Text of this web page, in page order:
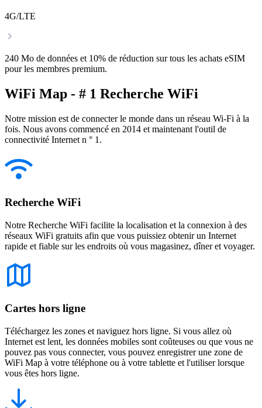
4G/LTE
240 Mo de données et 10% de réduction sur tous les achats eSIM
pour les membres premium.
WiFi Map - # 1 Recherche WiFi
Notre mission est de connecter le monde dans un réseau Wi-Fi à la
fois. Nous avons commencé en 2014 et maintenant l'outil de
connectivité Internet n ° 1.
Recherche WiFi
Notre Recherche WiFi facilite la localisation et la connexion à des
réseaux WiFi gratuits afin que vous puissiez obtenir un Internet
rapide et fiable sur les endroits où vous magasinez, dîner et voyager.
Cartes hors ligne
Téléchargez les zones et naviguez hors ligne. Si vous allez où
Internet est lent, les données mobiles sont coûteuses ou que vous ne
pouvez pas vous connecter, vous pouvez enregistrer une zone de
WiFi Map à votre téléphone ou à votre tablette et l'utiliser lorsque
vous êtes hors ligne.